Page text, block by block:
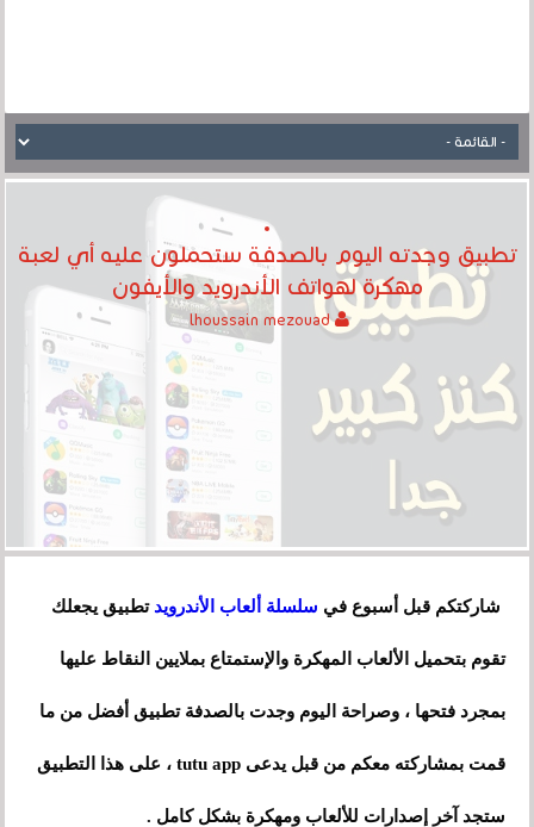
تطبيق وجدته اليوم بالصدفة ستحملون عليه أي لعبة
مهكرة لهواتف الأندرويد والأيفون
lhoussain mezouad
شاركتكم قبل أسبوع في سلسلة ألعاب الأندرويد تطبيق يجعلك
تقوم بتحميل الألعاب المهكرة والإستمتاع بملايين النقاط عليها
بمجرد فتحها ، وصراحة اليوم وجدت بالصدفة تطبيق أفضل من ما
قمت بمشاركته معكم من قبل يدعى tutu app ، على هذا التطبيق
ستجد آخر إصدارات للألعاب ومهكرة بشكل كامل .